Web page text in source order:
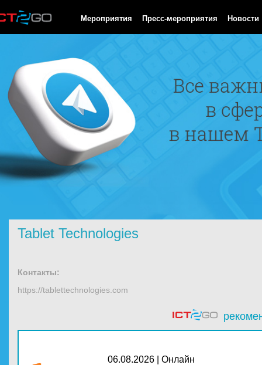
Мероприятия Пресс-мероприятия Новости
Tablet Technologies
Контакты:
https://tablettechnologies.com
06.08.2026 | Онлайн